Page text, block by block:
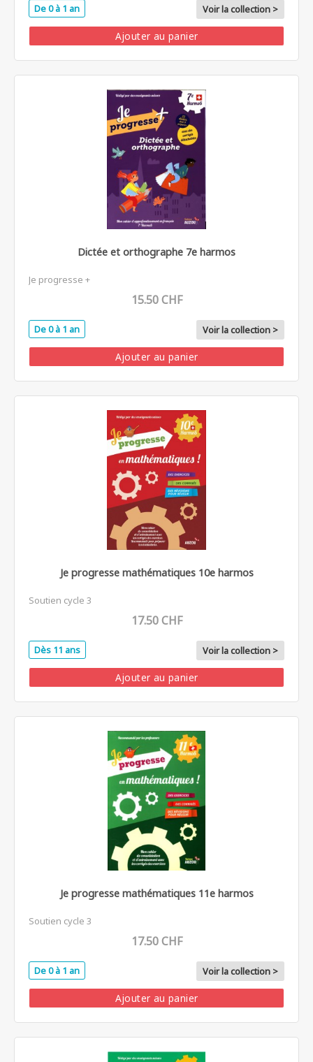
De 0 à 1 an Voir la collection >
Ajouter au panier
Dictée et orthographe 7e harmos
Je progresse +
15.50 CHF
De 0 à 1 an Voir la collection >
Ajouter au panier
Je progresse mathématiques 10e harmos
Soutien cycle 3
17.50 CHF
Dès 11 ans Voir la collection >
Ajouter au panier
Je progresse mathématiques 11e harmos
Soutien cycle 3
17.50 CHF
De 0 à 1 an Voir la collection >
Ajouter au panier